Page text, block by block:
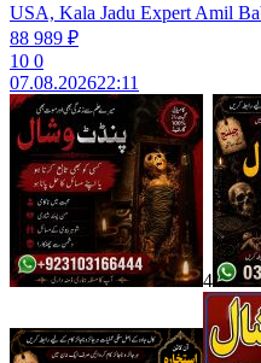
USA, Kala Jadu Expert Amil
88 989 ₽
10 0
07.08.202622:11
4